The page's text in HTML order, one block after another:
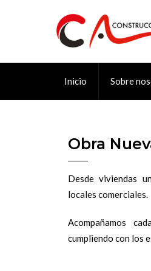
Inicio Sobre
Obra
Desde viviendas
locales comerciales.
Acompañamos
cumpliendo con los